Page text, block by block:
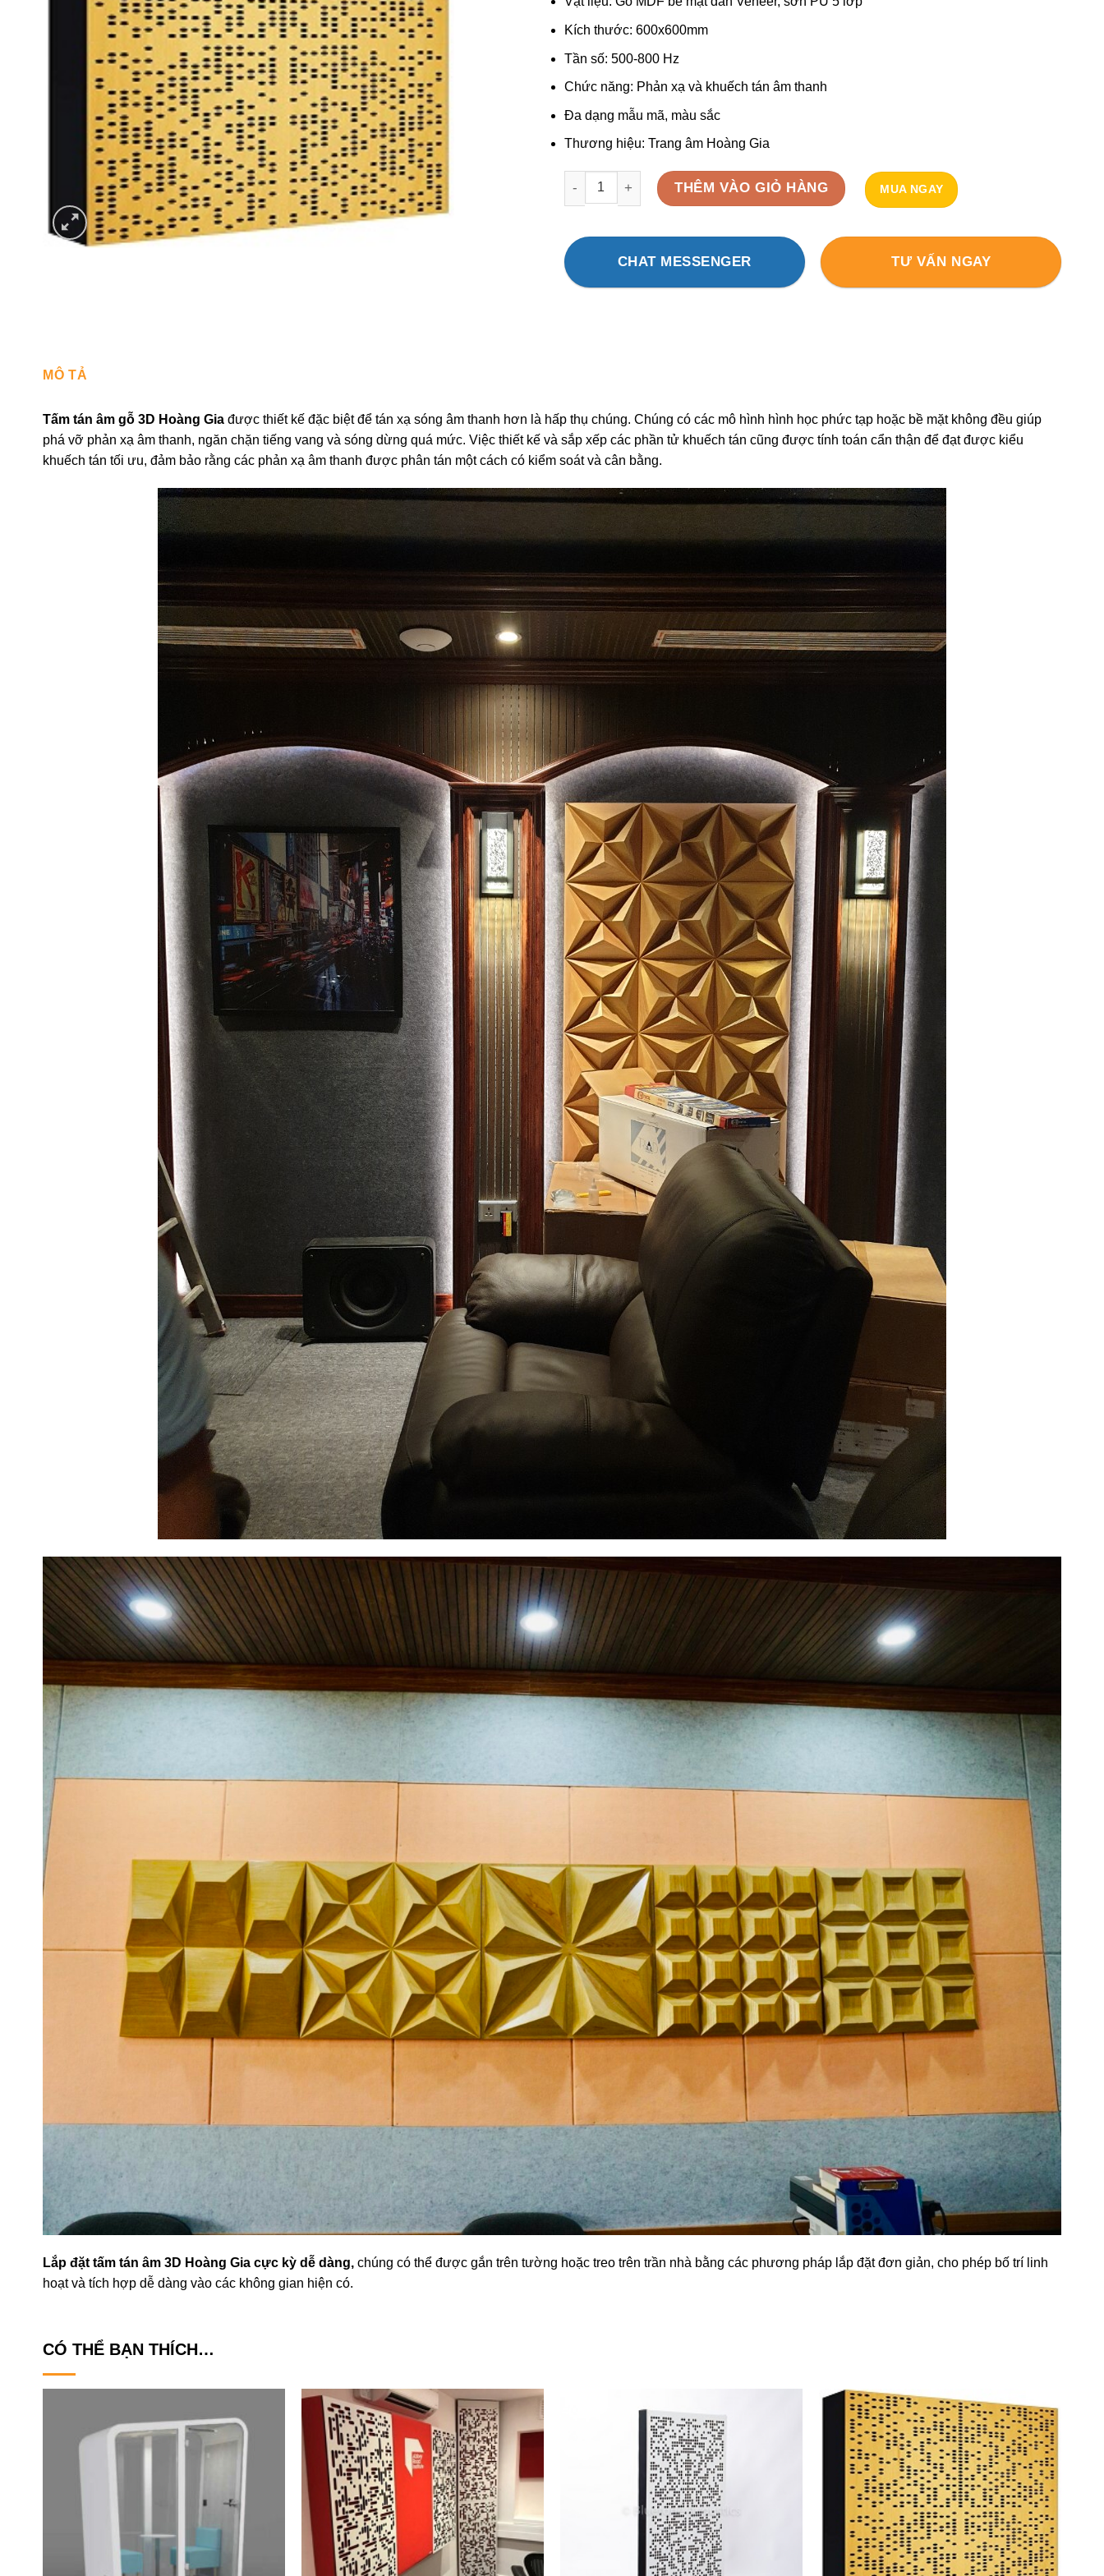
Kích thước: 600x600mm
Tần số: 500-800 Hz
Chức năng: Phản xạ và khuếch tán âm thanh
Đa dạng mẫu mã, màu sắc
Thương hiệu: Trang âm Hoàng Gia
Tấm tán âm 3D ACOUSTIC HG – DIFFUSER HG25 số lượng
THÊM VÀO GIỎ HÀNG MUA NGAY
CHAT MESSENGER TƯ VẤN NGAY
MÔ TẢ
Tấm tán âm gỗ 3D Hoàng Gia được thiết kế đặc biệt để tán xạ sóng âm thanh hơn là hấp thụ chúng. Chúng có các mô hình hình học phức tạp hoặc bề mặt không đều giúp
phá vỡ phản xạ âm thanh, ngăn chặn tiếng vang và sóng dừng quá mức. Việc thiết kế và sắp xếp các phần tử khuếch tán cũng được tính toán cẩn thận để đạt được kiểu
khuếch tán tối ưu, đảm bảo rằng các phản xạ âm thanh được phân tán một cách có kiểm soát và cân bằng.
Lắp đặt tấm tán âm 3D Hoàng Gia cực kỳ dễ dàng, chúng có thể được gắn trên tường hoặc treo trên trần nhà bằng các phương pháp lắp đặt đơn giản, cho phép bố trí linh
hoạt và tích hợp dễ dàng vào các không gian hiện có.
CÓ THỂ BẠN THÍCH…